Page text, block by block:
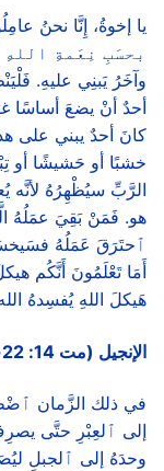
يا إخوةُ، إِنَّا نحنُ
بحسَبِ نِعَمةِ
وآخَرُ يَبنِي عليهِ.
أحدٌ أنْ يضعَ أساسًا
كانَ أحدٌ يبني على
خشبًا أو حَشيشًا أو
الرَّبِّ سيُظْهِرُهُ لأنَّه
هو. فَمَنْ بَقِيَ عمَلُهُ
ﭐحتَرَقَ عَمَلُهُ
أَمَا تَعْلَمُونَ أَنَّكُم
هَيكلَ اللهِ يُفسِدهُ
الإنجيل (مت 14: 22- 34) (مت 9)
في ذلك الزَّمان
إلى ﭐلعِبْرِ حتَّى
وحدَهُ إلى ﭐلجبلِ